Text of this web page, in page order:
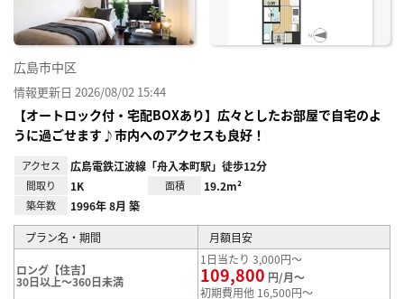
広島市中区
情報更新日 2026/08/02 15:44
【オートロック付・宅配BOXあり】広々としたお部屋で自宅のよ
うに過ごせます♪市内へのアクセスも良好！
アクセス 広島電鉄江波線「舟入本町駅」徒歩12分
間取り 1K 面積 19.2m²
築年数 1996年 8月 築
プラン名・期間 月額目安
ロング【住吉】
30日以上～360日未満
1日当たり 3,000円～
109,800 円/月～
初期費用他 16,500円～